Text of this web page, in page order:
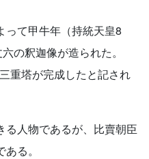
って甲牛年（持統天皇8
の釈迦像が造られた。
重塔が完成したと記され
る人物であるが、比賣朝臣
る。